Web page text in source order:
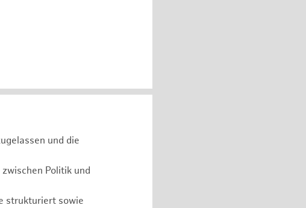
und die
Politik und
strukturiert sowie